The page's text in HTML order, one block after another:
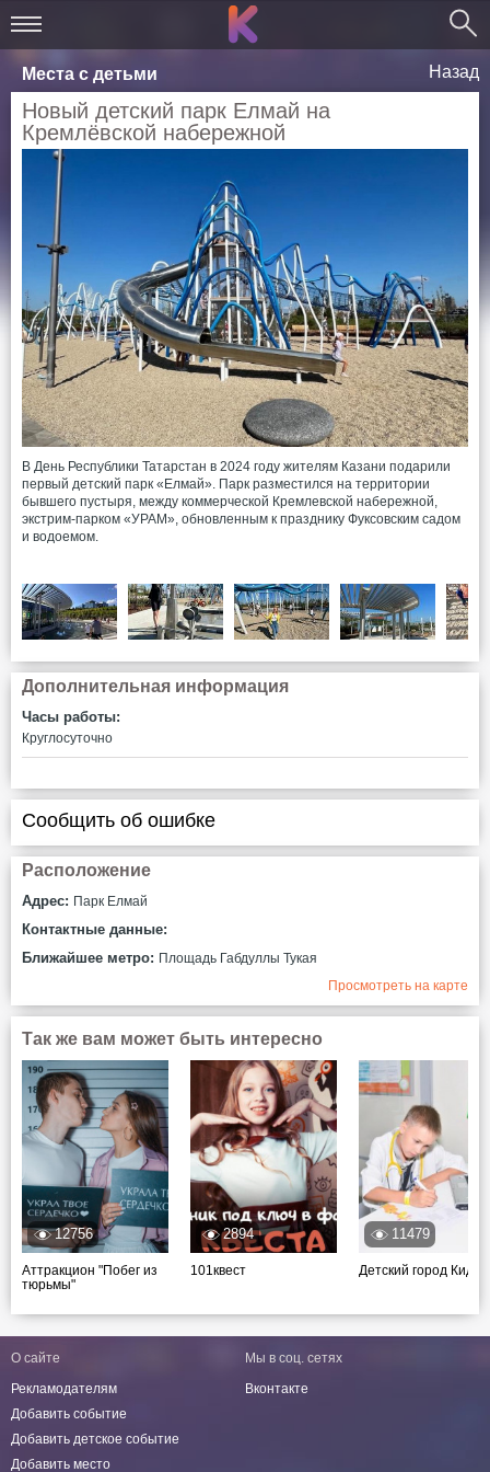
Места с детьми Назад
Новый детский парк Елмай на
Кремлёвской набережной
В День Республики Татарстан в 2024 году жителям Казани подарили
первый детский парк «Елмай». Парк разместился на территории
бывшего пустыря, между коммерческой Кремлевской набережной,
экстрим-парком «УРАМ», обновленным к празднику Фуксовским садом
и водоемом.
Дополнительная информация
Часы работы:
Круглосуточно
Сообщить об ошибке
Расположение
Адрес: Парк Елмай
Контактные данные:
Ближайшее метро: Площадь Габдуллы Тукая
Просмотреть на карте
Так же вам может быть интересно
12756
Аттракцион "Побег из
тюрьмы"
2894
101квест
11479
Детский город
О сайте
Рекламодателям
Добавить событие
Добавить детское событие
Добавить место
Мы в соц. сетях
Вконтакте